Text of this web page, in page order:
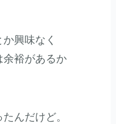
興味なく
余裕があるか
んだけど。